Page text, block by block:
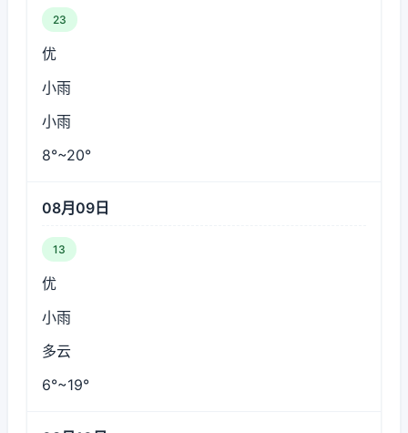
23
优
小雨
小雨
8°~20°
08月09日
13
优
小雨
多云
6°~19°